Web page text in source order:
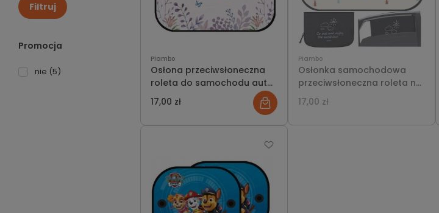
Filtruj
Promocja
nie (5)
Piambo
Osłona przeciwsłoneczna
roleta do samochodu auta
na magnes ochrona UV
17,00 zł
Piambo
Osłonka samochodowa
przeciwsłoneczna roleta na
szybę samochodu ochrona
UV na magnes dla dzieci
17,00 zł